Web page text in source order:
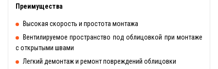
Преимущества
Высокая скорость и простота монтажа
Вентилируемое пространство под облицовкой при монтаже
с открытыми швами
Легкий демонтаж и ремонт повреждений облицовки